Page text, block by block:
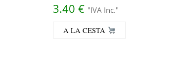
3.40 € "IVA Inc."
A LA CESTA